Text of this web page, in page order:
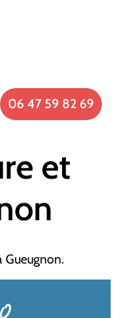
06 47 59 82 69
et
Gueugnon.